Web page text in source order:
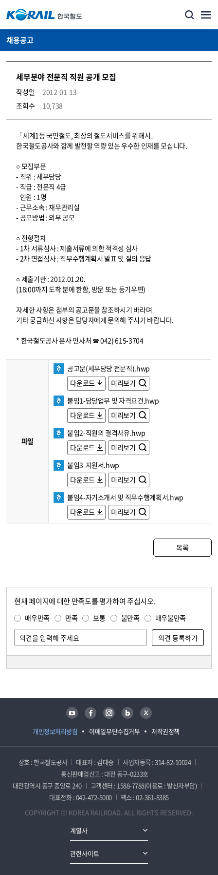
채용공고
세무분야 전문직 직원 공개 모집
작성일
2012-01-13
조회수
10,738
코레일소개_경영공시_채용공고 상세보기 – 내용, 파일, 담당자 연락처로 구성
「세계1등 국민철도, 최상의 철도서비스를 위해서」
한국철도공사와 함께 발전할 역량 있는 우수한 인재를 모십니다.
○ 모집부문
- 직위 : 세무담당
- 직급 : 전문직 4급
- 인원 : 1명
- 근무소속 : 재무관리실
- 공모방법 : 외부 공모
○ 전형절차
- 1차 서류심사 : 제출서류에 의한 적격성 심사
- 2차 면접심사 : 직무수행계획서 발표 및 질의 응답
○ 제출기한 : 2012.01.20.
(18:00까지 도착 분에 한함, 방문 또는 등기우편)
자세한 사항은 첨부의 공고문을 참조하시기 바라며
기타 궁금하신 사항은 담당자에게 문의해 주시기 바랍니다.
* 한국철도공사 본사 인사처 ☎ 042) 615-3704
파일
공고문(세무담당 전문직).hwp
다운로드
미리보기
붙임1-담당업무 및 자격요건.hwp
다운로드
미리보기
붙임2-직원의 결격사유.hwp
다운로드
미리보기
붙임3-지원서.hwp
다운로드
미리보기
붙임4-자기소개서 및 직무수행계획서.hwp
다운로드
미리보기
목록
현재 페이지에 대한 만족도를 평가하여 주십시오.
매우만족 만족 보통 불만족 매우불만족
개인정보처리방침 이메일무단수집거부 저작권정책
유튜브 페이스북 인스타그램 블로그 트위터
상호 : 한국철도공사 대표자 : 김태승
사업자등록 : 314-82-10024
통신판매업신고 : 대전 동구-0233호
대전광역시 동구 중앙로 240
고객센터 : 1588-7788(이용료 : 발신자부담)
대표전화 : 042-472-5000
팩스 : 02-361-8385
COPYRIGHT ⓒ KOREA RAILROAD. ALL RIGHTS RESERVED.
계열사
관련사이트